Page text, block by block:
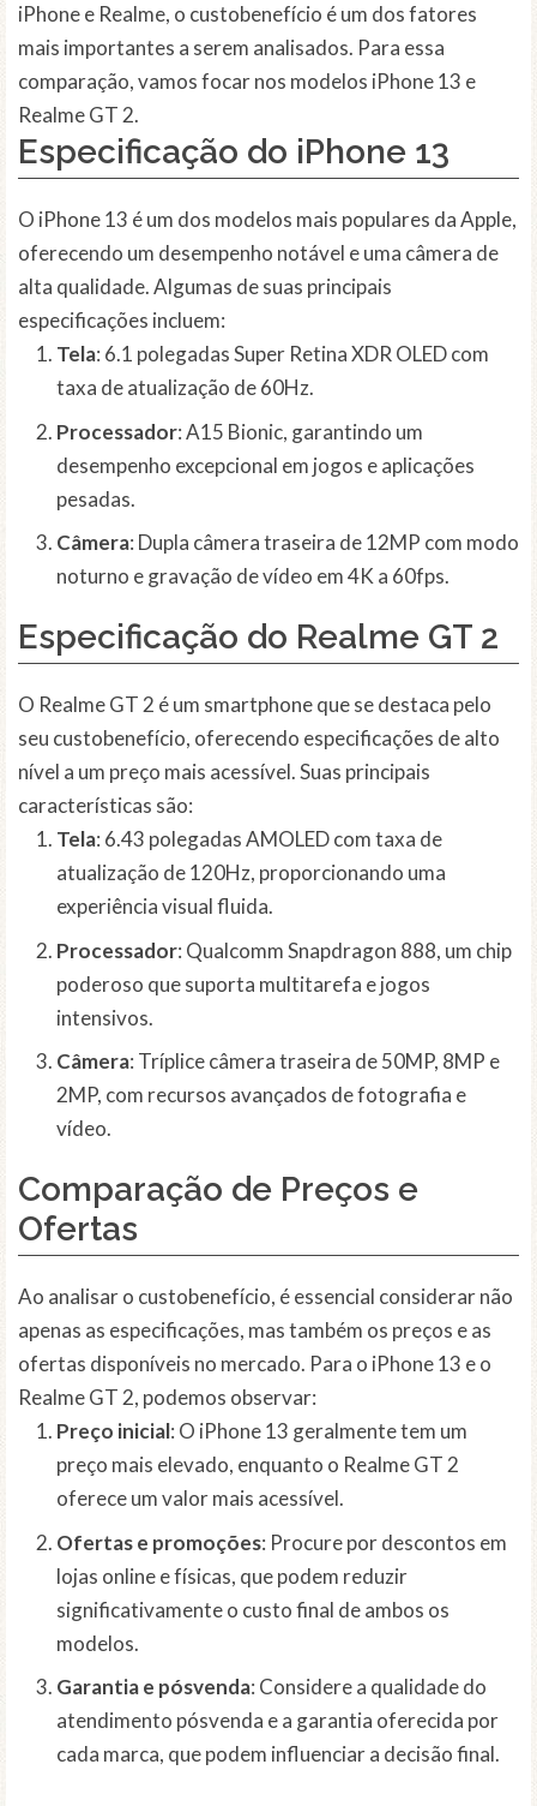
iPhone e Realme, o custobenefício é um dos fatores
mais importantes a serem analisados. Para essa
comparação, vamos focar nos modelos iPhone 13 e
Realme GT 2.
Especificação do iPhone 13
O iPhone 13 é um dos modelos mais populares da Apple,
oferecendo um desempenho notável e uma câmera de
alta qualidade. Algumas de suas principais
especificações incluem:
Tela: 6.1 polegadas Super Retina XDR OLED com
taxa de atualização de 60Hz.
Processador: A15 Bionic, garantindo um
desempenho excepcional em jogos e aplicações
pesadas.
Câmera: Dupla câmera traseira de 12MP com modo
noturno e gravação de vídeo em 4K a 60fps.
Especificação do Realme GT 2
O Realme GT 2 é um smartphone que se destaca pelo
seu custobenefício, oferecendo especificações de alto
nível a um preço mais acessível. Suas principais
características são:
Tela: 6.43 polegadas AMOLED com taxa de
atualização de 120Hz, proporcionando uma
experiência visual fluida.
Processador: Qualcomm Snapdragon 888, um chip
poderoso que suporta multitarefa e jogos
intensivos.
Câmera: Tríplice câmera traseira de 50MP, 8MP e
2MP, com recursos avançados de fotografia e
vídeo.
Comparação de Preços e
Ofertas
Ao analisar o custobenefício, é essencial considerar não
apenas as especificações, mas também os preços e as
ofertas disponíveis no mercado. Para o iPhone 13 e o
Realme GT 2, podemos observar:
Preço inicial: O iPhone 13 geralmente tem um
preço mais elevado, enquanto o Realme GT 2
oferece um valor mais acessível.
Ofertas e promoções: Procure por descontos em
lojas online e físicas, que podem reduzir
significativamente o custo final de ambos os
modelos.
Garantia e pósvenda: Considere a qualidade do
atendimento pósvenda e a garantia oferecida por
cada marca, que podem influenciar a decisão final.